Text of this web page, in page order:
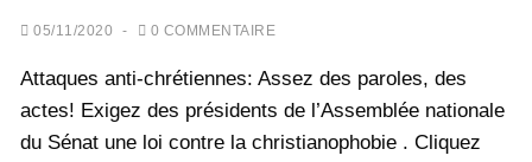
05/11/2020 - 0 COMMENTAIRE
Attaques anti-chrétiennes: Assez des paroles, des
actes! Exigez des présidents de l’Assemblée nationale
du Sénat une loi contre la christianophobie . Cliquez